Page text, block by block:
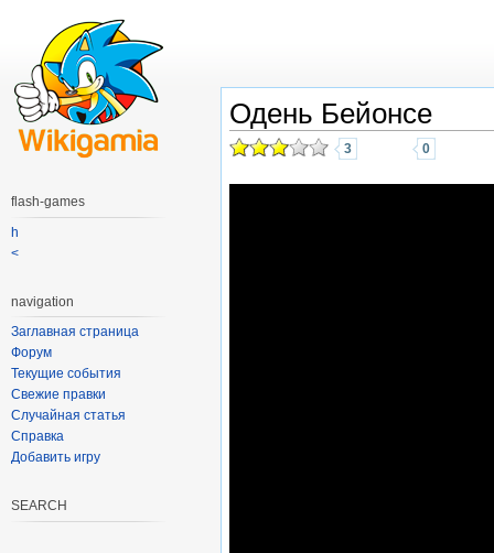
Одень Бейонсе
3 0
flash-games
h
<
navigation
Заглавная страница
Форум
Текущие события
Свежие правки
Случайная статья
Справка
Добавить игру
SEARCH